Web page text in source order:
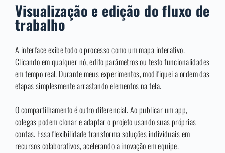
Visualização e edição do fluxo de
trabalho
A interface exibe todo o processo como um mapa interativo.
Clicando em qualquer nó, edito parâmetros ou testo funcionalidades
em tempo real. Durante meus experimentos, modifiquei a ordem das
etapas simplesmente arrastando elementos na tela.
O compartilhamento é outro diferencial. Ao publicar um app,
colegas podem clonar e adaptar o projeto usando suas próprias
contas. Essa flexibilidade transforma soluções individuais em
recursos colaborativos, acelerando a inovação em equipe.